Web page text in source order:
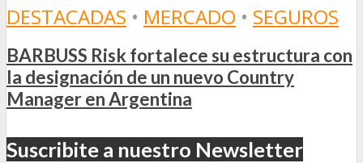
DESTACADAS • MERCADO • SEGUROS
BARBUSS Risk fortalece su estructura con
la designación de un nuevo Country
Manager en Argentina
Suscribite a nuestro Newsletter